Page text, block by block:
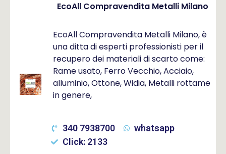
EcoAll Compravendita Metalli Milano
EcoAll Compravendita Metalli Milano, è
una ditta di esperti professionisti per il
recupero dei materiali di scarto come:
Rame usato, Ferro Vecchio, Acciaio,
alluminio, Ottone, Widia, Metalli rottame
in genere,
340 7938700
whatsapp
Click: 2133